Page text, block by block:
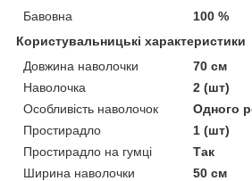
Бавовна
100 %
Користувальницькі характеристики
Довжина наволочки
70 см
Наволочка
2 (шт)
Особливість наволочок
Одного
Простирадло
1 (шт)
Простирадло на гумці
Так
Ширина наволочки
50 см